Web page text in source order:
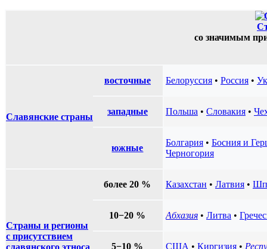
со значимым
Славянские страны
восточные Белоруссия • Россия •
западные Польша • Словакия •
южные
Болгария • Босния и
Черногория
Страны и регионы
с присутствием
славянского этноса
более 20 % Казахстан • Латвия •
10−20 % Абхазия • Литва •
5−10 % США • Киргизия •